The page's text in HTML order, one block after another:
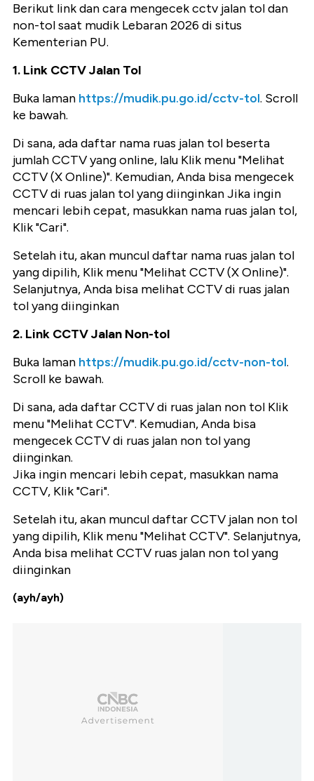
Berikut link dan cara mengecek cctv jalan tol dan
non-tol saat mudik Lebaran 2026 di situs
Kementerian PU.
1. Link CCTV Jalan Tol
Buka laman https://mudik.pu.go.id/cctv-tol. Scroll
ke bawah.
Di sana, ada daftar nama ruas jalan tol beserta
jumlah CCTV yang online, lalu Klik menu "Melihat
CCTV (X Online)". Kemudian, Anda bisa mengecek
CCTV di ruas jalan tol yang diinginkan Jika ingin
mencari lebih cepat, masukkan nama ruas jalan tol,
Klik "Cari".
Setelah itu, akan muncul daftar nama ruas jalan tol
yang dipilih, Klik menu "Melihat CCTV (X Online)".
Selanjutnya, Anda bisa melihat CCTV di ruas jalan
tol yang diinginkan
2. Link CCTV Jalan Non-tol
Buka laman https://mudik.pu.go.id/cctv-non-tol.
Scroll ke bawah.
Di sana, ada daftar CCTV di ruas jalan non tol Klik
menu "Melihat CCTV". Kemudian, Anda bisa
mengecek CCTV di ruas jalan non tol yang
diinginkan.
Jika ingin mencari lebih cepat, masukkan nama
CCTV, Klik "Cari".
Setelah itu, akan muncul daftar CCTV jalan non tol
yang dipilih, Klik menu "Melihat CCTV". Selanjutnya,
Anda bisa melihat CCTV ruas jalan non tol yang
diinginkan
(ayh/ayh)